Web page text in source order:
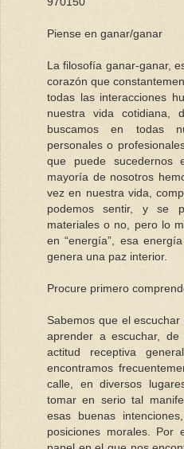
Piense en ganar/ganar
La filosofía ganar-ganar,
corazón que
todas las interacciones
nuestra vida cotidiana,
buscamos en todas
personales o
que puede
mayoría de nosotros
vez en nuestra vida,
podemos sentir, y se
materiales o no, pero lo
en “energía”, esa
genera una paz interior.
Procure primero
Sabemos que el
aprender a escuchar,
actitud receptiva
encontramos
calle, en diversos
tomar en serio tal
esas buenas
posiciones morales. Por